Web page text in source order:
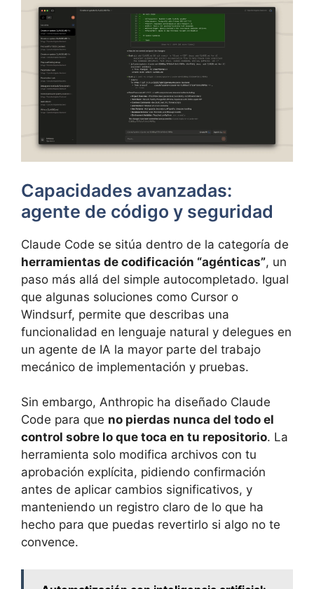
Capacidades avanzadas:
agente de código y seguridad
Claude Code se sitúa dentro de la categoría de
herramientas de codificación “agénticas”, un
paso más allá del simple autocompletado. Igual
que algunas soluciones como Cursor o
Windsurf, permite que describas una
funcionalidad en lenguaje natural y delegues en
un agente de IA la mayor parte del trabajo
mecánico de implementación y pruebas.
Sin embargo, Anthropic ha diseñado Claude
Code para que no pierdas nunca del todo el
control sobre lo que toca en tu repositorio. La
herramienta solo modifica archivos con tu
aprobación explícita, pidiendo confirmación
antes de aplicar cambios significativos, y
manteniendo un registro claro de lo que ha
hecho para que puedas revertirlo si algo no te
convence.